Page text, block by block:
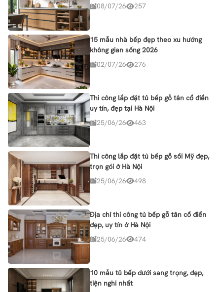
08/07/26
257
15 mẫu nhà bếp đẹp theo xu hướng
không gian sống 2026
02/07/26
276
Thi công lắp đặt tủ bếp gỗ tân cổ điển
uy tín, đẹp tại Hà Nội
25/06/26
463
Thi công lắp đặt tủ bếp gỗ sồi Mỹ đẹp,
trọn gói ở Hà Nội
25/06/26
498
Địa chỉ thi công tủ bếp gỗ tân cổ điển
đẹp, uy tín ở Hà Nội
25/06/26
474
10 mẫu tủ bếp dưới sang trọng, đẹp,
tiện nghi nhất